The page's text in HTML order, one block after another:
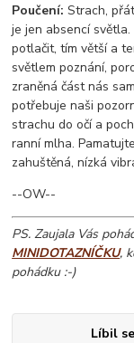
Poučení: Strach,
je jen absencí
potlačit, tím větší a
světlem poznání,
zraněná část nás
potřebuje naši
strachu do očí a
ranní mlha.
zahuštěná, nízká
--OW--
PS. Zaujala Vás
MINIDOTAZNÍČKU,
pohádku :-)
Líbil